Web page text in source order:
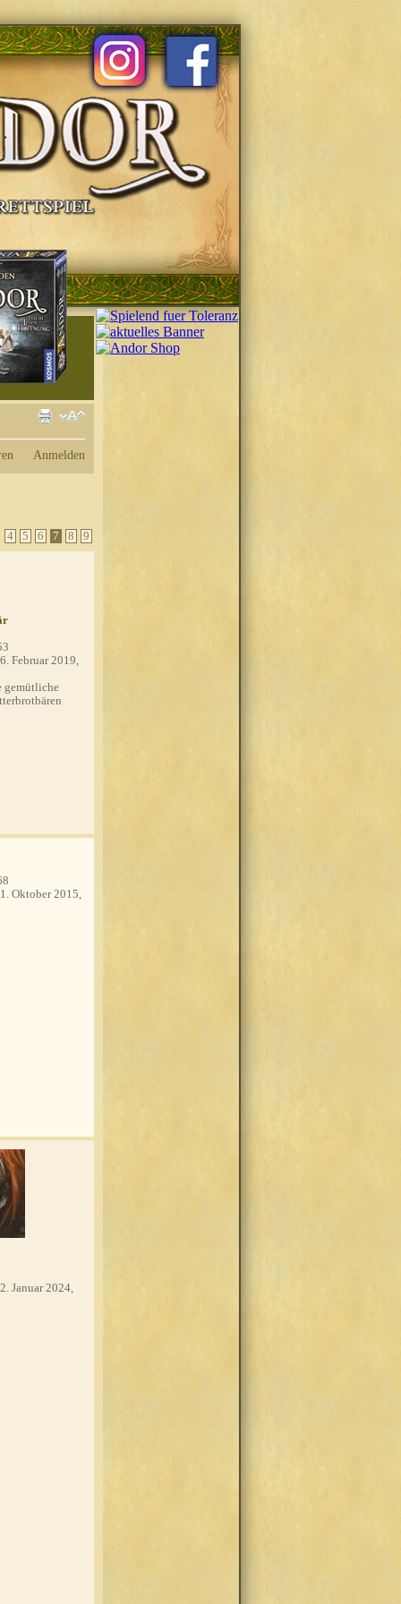
Anmelden
4 5 6 7 8 9
Februar 2019,
gemütliche
Oktober 2015,
Januar 2024,